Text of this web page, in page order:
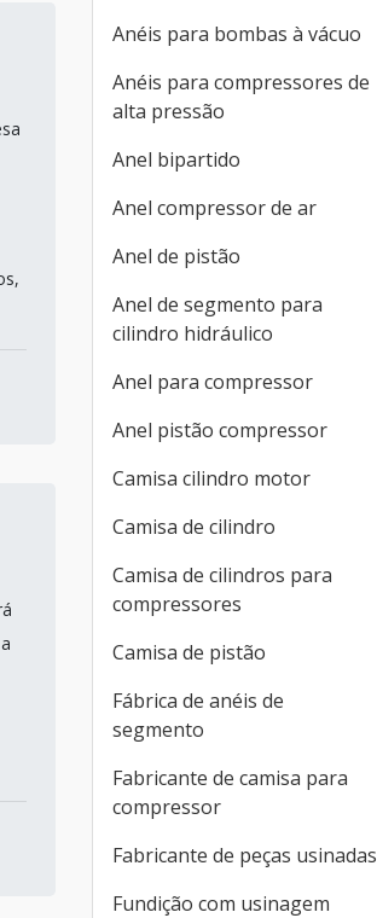
Anéis para bombas à vácuo
Anéis para compressores de
alta pressão
Anel bipartido
Anel compressor de ar
Anel de pistão
Anel de segmento para
cilindro hidráulico
Anel para compressor
Anel pistão compressor
Camisa cilindro motor
Camisa de cilindro
Camisa de cilindros para
compressores
Camisa de pistão
Fábrica de anéis de
segmento
Fabricante de camisa para
compressor
Fabricante de peças usinadas
Fundição com usinagem